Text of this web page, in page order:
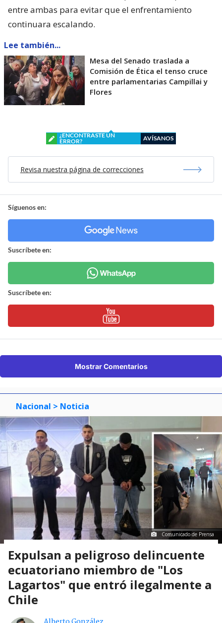
entre ambas para evitar que el enfrentamiento
continuara escalando.
Lee también...
Mesa del Senado traslada a
Comisión de Ética el tenso cruce
entre parlamentarias Campillai y
Flores
¿ENCONTRASTE UN
ERROR?
AVÍSANOS
Revisa nuestra página de correcciones
Síguenos en:
Suscríbete en:
Suscríbete en:
Mostrar Comentarios
Nacional > Noticia
Comunicado de Prensa
Expulsan a peligroso delincuente
ecuatoriano miembro de "Los
Lagartos" que entró ilegalmente a
Chile